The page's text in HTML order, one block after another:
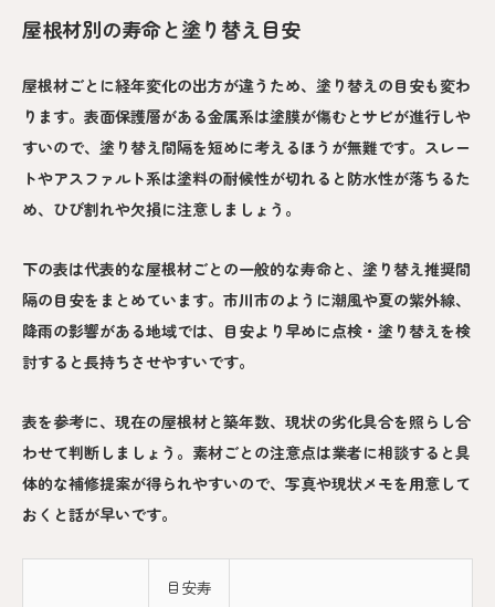
屋根材別の寿命と塗り替え目安
屋根材ごとに経年変化の出方が違うため、塗り替えの目安も変わ
ります。表面保護層がある金属系は塗膜が傷むとサビが進行しや
すいので、塗り替え間隔を短めに考えるほうが無難です。スレー
トやアスファルト系は塗料の耐候性が切れると防水性が落ちるた
め、ひび割れや欠損に注意しましょう。
下の表は代表的な屋根材ごとの一般的な寿命と、塗り替え推奨間
隔の目安をまとめています。市川市のように潮風や夏の紫外線、
降雨の影響がある地域では、目安より早めに点検・塗り替えを検
討すると長持ちさせやすいです。
表を参考に、現在の屋根材と築年数、現状の劣化具合を照らし合
わせて判断しましょう。素材ごとの注意点は業者に相談すると具
体的な補修提案が得られやすいので、写真や現状メモを用意して
おくと話が早いです。
目安寿